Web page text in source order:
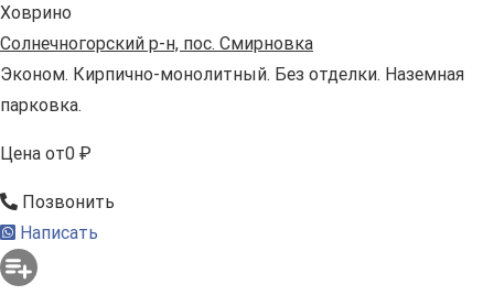
Ховрино
Солнечногорский р-н, пос. Смирновка
Эконом. Кирпично-монолитный. Без отделки. Наземная
парковка.
Цена от0 ₽
Позвонить
Написать